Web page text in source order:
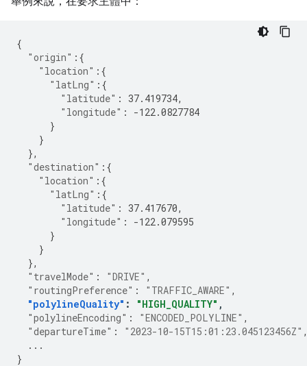
{
"origin" :{
"location" :{
"latLng" :{
"latitude" : 37.419734,
"longitude" :
-122.0827784
}
}
},
"destination" :{
"location" :{
"latLng" :{
"latitude" : 37.417670,
"longitude" :
-122.079595
}
}
},
"travelMode" : "DRIVE" ,
"routingPreference" : "TRAFFIC_AWARE" ,
"polylineQuality" : "HIGH_QUALITY" ,
"polylineEncoding" : "ENCODED_POLYLINE" ,
"departureTime" : "2023-10-15T15:01:23.045123456Z"
...
}